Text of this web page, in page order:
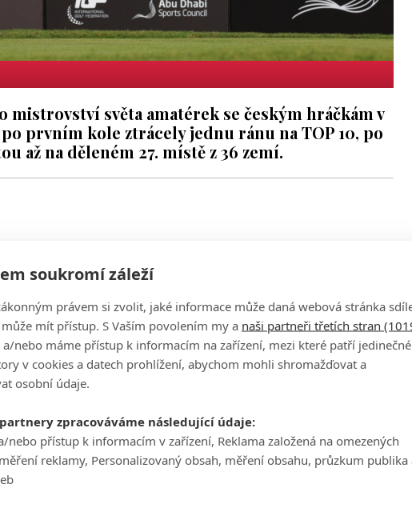
soukromí záleží
právem si zvolit, jaké informace může daná webová stránka
mít přístup. S Vaším povolením my a naši partneři třetích stran
a/nebo máme přístup k informacím na zařízení, mezi které patří jedinečné
v cookies a datech prohlížení, abychom mohli shromažďovat a
osobní údaje.
zpracováváme následující údaje:
nebo přístup k informacím v zařízení, Reklama založená na omezených
reklamy, Personalizovaný obsah, měření obsahu, průzkum publika
světa amatérek se českým hráčkám v
prvním kole ztrácely jednu ránu na TOP 10, po
až na děleném 27. místě z 36 zemí.
emirátech v silném složení nejlepších českých amatérek.
Kedroňová odjely do proslulého Abú Dhabí Golf Clubu
už je zřejmé, že se jim je nepodaří naplnit.
nejlepších amatérek světa držet krok, ale v dalších dvou kolech
když se skóre +8 ztrácí na vedoucí Španělky a Korejky 25 ran.
na děleném 58. místě (+4, 71, 73 a 76 ran), dále
Vodičková na děleném 70. místě (+7, 72, 75, 76). Každý den se do
pak jsem dala double bogey na šestce. Pak se mi povedlo dát
další dva dably, takže se mi to dneska moc nepovedlo,"
České golfové federace.